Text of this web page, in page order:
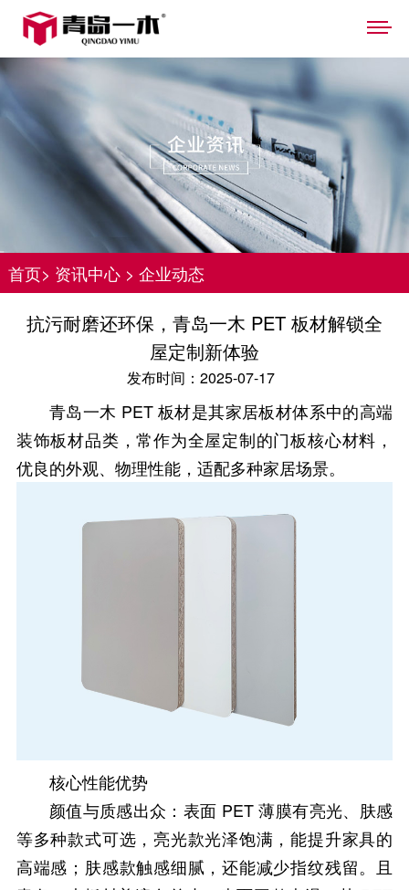
首页> 资讯中心> 企业动态
抗污耐磨还环保，青岛一木 PET 板材解锁全
屋定制新体验
发布时间：2025-07-17
青岛一木 PET 板材是其家居板材体系中的高端
装饰板材品类，常作为全屋定制的门板核心材料，
优良的外观、物理性能，适配多种家居场景。
核心性能优势
颜值与质感出众：表面 PET 薄膜有亮光、肤感
等多种款式可选，亮光款光泽饱满，能提升家具的
高端感；肤感款触感细腻，还能减少指纹残留。且